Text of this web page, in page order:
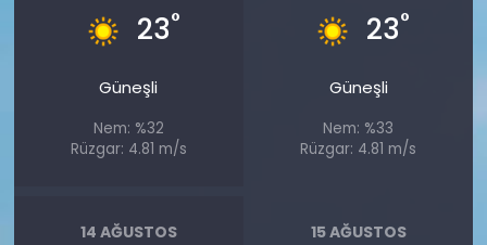
23°
Güneşli
Nem: %32
Rüzgar: 4.81 m/s
23°
Güneşli
Nem: %33
Rüzgar: 4.81 m/s
14 AĞUSTOS 15 AĞUSTOS